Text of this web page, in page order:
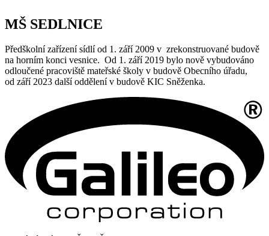
MŠ SEDLNICE
Předškolní zařízení sídlí od 1. září 2009 v zrekonstruované budově
na horním konci vesnice. Od 1. září 2019 bylo nově vybudováno
odloučené pracoviště mateřské školy v budově Obecního úřadu,
od září 2023 další oddělení v budově KIC Sněženka.